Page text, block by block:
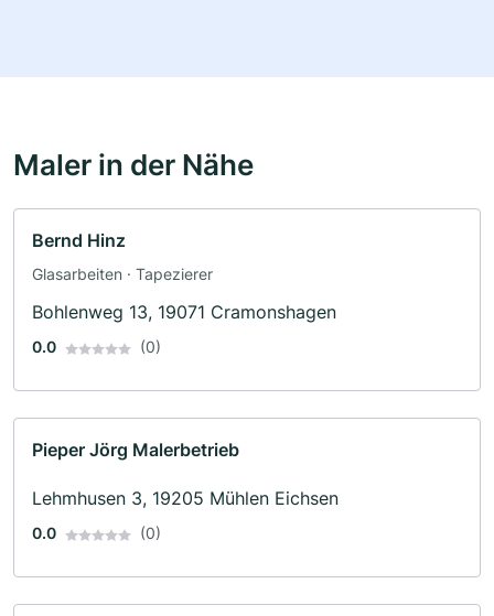
Maler in der Nähe
Bernd Hinz
Glasarbeiten · Tapezierer
Bohlenweg 13, 19071 Cramonshagen
0.0 (0)
Pieper Jörg Malerbetrieb
Lehmhusen 3, 19205 Mühlen Eichsen
0.0 (0)